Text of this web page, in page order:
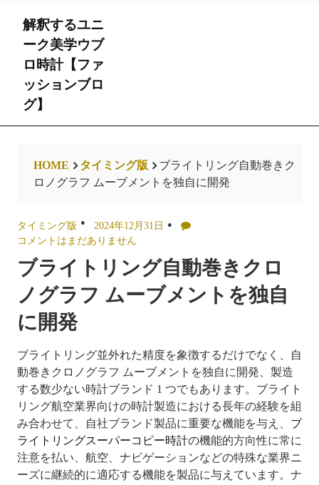
content
解釈するユニ
ーク美学ウブ
ロ時計【ファ
ッションブロ
グ】
HOME タイミング版
ブライトリング自動巻きク
ロノグラフ ムーブメントを独自に開発
タイミング版
2024年12月31日
コメントはまだありません
ブライトリング自動巻きクロ
ノグラフ ムーブメントを独自
に開発
ブライトリング並外れた精度を象徴するだけでなく、自
動巻きクロノグラフ ムーブメントを独自に開発、製造
する数少ない時計ブランド 1 つでもあります。ブライト
リング航空業界向けの時計製造における長年の経験を組
み合わせて、自社ブランド製品に重要な機能を与え、 ブ
ライトリングスーパーコピー時計の機能的方向性に常に
注意を払い、航空、ナビゲーションなどの特殊な業界ニ
ーズに継続的に適応する機能を製品に与えています。ナ